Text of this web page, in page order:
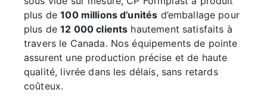
plus de100 millions d’unités d’emballage pour
plus de12 000 clients hautement satisfaits à
travers le Canada. Nos équipements de pointe
assurent une production précise et de haute
qualité, livrée dans les délais, sans retards
coûteux.